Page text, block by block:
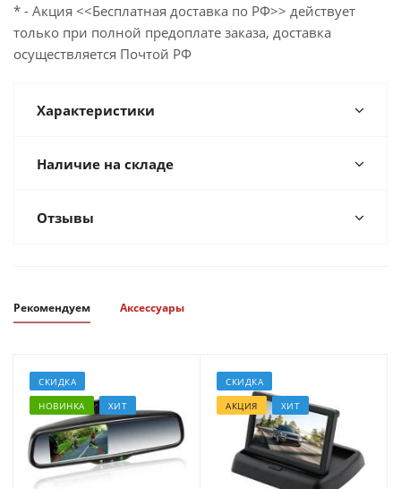
* - Акция <<Бесплатная доставка по РФ>> действует
только при полной предоплате заказа, доставка
осуществляется Почтой РФ
Характеристики
Наличие на складе
Отзывы
Рекомендуем Аксессуары
СКИДКА
НОВИНКА
ХИТ
СКИДКА
АКЦИЯ
ХИТ